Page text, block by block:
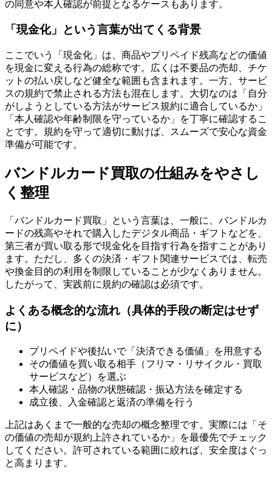
の同意や本人確認が前提となるケースもあります。
「現金化」という言葉が出てくる背景
ここでいう「現金化」は、商品やプリペイド残高などの価値
を現金に変える行為の総称です。広くは不要品の売却、チケ
ットの払い戻しなど健全な範囲も含まれます。一方、サービ
スの規約で禁止される方法も混在します。大切なのは「自分
がしようとしている方法がサービス規約に適合しているか」
「本人確認や年齢制限を守っているか」を丁寧に確認するこ
とです。規約を守って適切に動けば、スムーズで安心な資金
準備が可能です。
バンドルカード買取の仕組みをやさし
く整理
「バンドルカード買取」という言葉は、一般に、バンドルカ
ードの残高やそれで購入したデジタル商品・ギフトなどを、
第三者が買い取る形で現金化を目指す行為を指すことがあり
ます。ただし、多くの決済・ギフト関連サービスでは、転売
や換金目的の利用を制限していることが少なくありません。
したがって、実践前に規約の確認は必須です。
よくある概念的な流れ（具体的手段の断定はせず
に）
プリペイドや後払いで「決済できる価値」を用意する
その価値を買い取る相手（フリマ・リサイクル・買取
サービスなど）を選ぶ
本人確認・品物の状態確認・振込方法を確定する
成立後、入金確認と返済の準備を行う
上記はあくまで一般的な売却の概念整理です。実際には「そ
の価値の売却が規約上許されているか」を最優先でチェック
してください。許可されている範囲に絞れば、安全度はぐっ
と高まります。